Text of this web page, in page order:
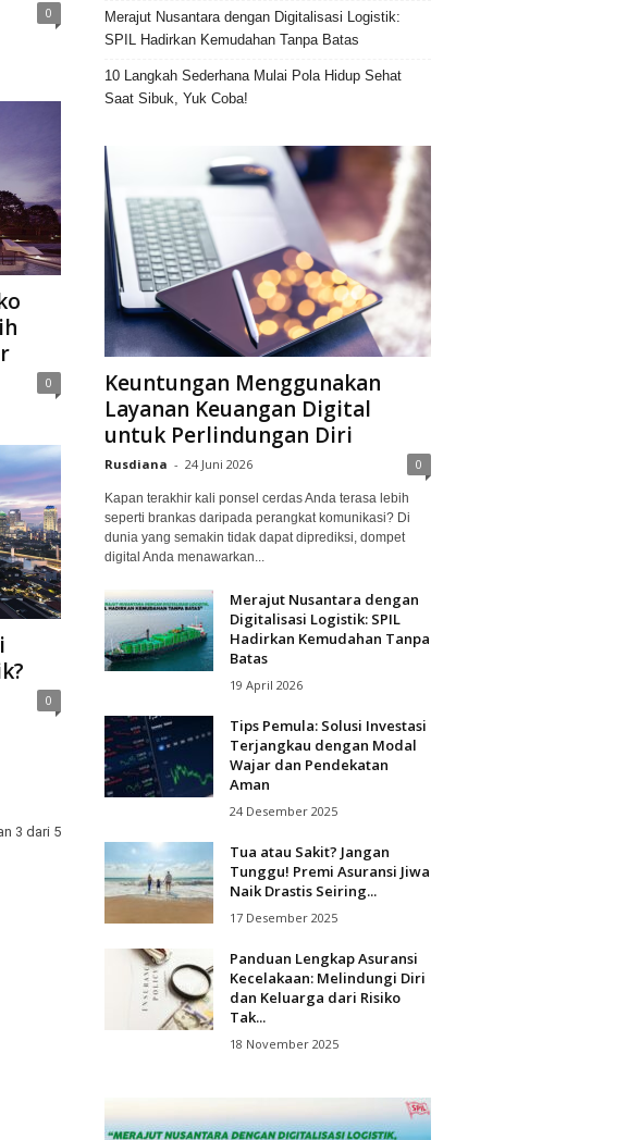
0
0
0
3 dari 5
Merajut Nusantara dengan Digitalisasi Logistik:
SPIL Hadirkan Kemudahan Tanpa Batas
10 Langkah Sederhana Mulai Pola Hidup Sehat
Saat Sibuk, Yuk Coba!
Keuntungan Menggunakan
Layanan Keuangan Digital
untuk Perlindungan Diri
Rusdiana - 24 Juni 2026 0
Kapan terakhir kali ponsel cerdas Anda terasa lebih
seperti brankas daripada perangkat komunikasi? Di
dunia yang semakin tidak dapat diprediksi, dompet
digital Anda menawarkan...
Merajut Nusantara dengan
Digitalisasi Logistik: SPIL
Hadirkan Kemudahan Tanpa
Batas
19 April 2026
Tips Pemula: Solusi Investasi
Terjangkau dengan Modal
Wajar dan Pendekatan
Aman
24 Desember 2025
Tua atau Sakit? Jangan
Tunggu! Premi Asuransi Jiwa
Naik Drastis Seiring...
17 Desember 2025
Panduan Lengkap Asuransi
Kecelakaan: Melindungi Diri
dan Keluarga dari Risiko
Tak...
18 November 2025